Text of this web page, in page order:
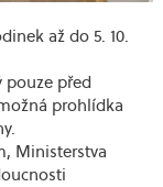
až do 5. 10.
pouze před
prohlídka
Ministerstva